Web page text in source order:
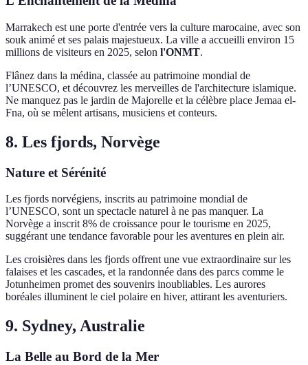
Marrakech est une porte d'entrée vers la culture marocaine, avec son
souk animé et ses palais majestueux. La ville a accueilli environ 15
millions de visiteurs en 2025, selon l'ONMT.
Flânez dans la médina, classée au patrimoine mondial de
l’UNESCO, et découvrez les merveilles de l'architecture islamique.
Ne manquez pas le jardin de Majorelle et la célèbre place Jemaa el-
Fna, où se mêlent artisans, musiciens et conteurs.
8. Les fjords, Norvège
Nature et Sérénité
Les fjords norvégiens, inscrits au patrimoine mondial de
l’UNESCO, sont un spectacle naturel à ne pas manquer. La
Norvège a inscrit 8% de croissance pour le tourisme en 2025,
suggérant une tendance favorable pour les aventures en plein air.
Les croisières dans les fjords offrent une vue extraordinaire sur les
falaises et les cascades, et la randonnée dans des parcs comme le
Jotunheimen promet des souvenirs inoubliables. Les aurores
boréales illuminent le ciel polaire en hiver, attirant les aventuriers.
9. Sydney, Australie
La Belle au Bord de la Mer